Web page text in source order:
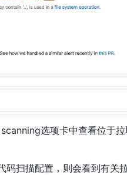
选项卡中查看位于
码扫描配置，则会看到有关